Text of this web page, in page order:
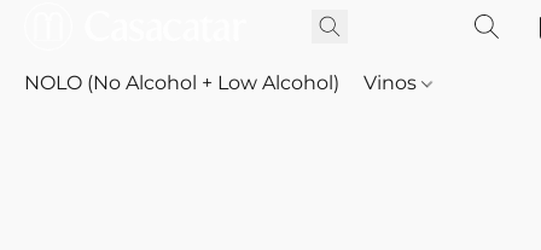
NOLO (No Alcohol + Low Alcohol) Vinos